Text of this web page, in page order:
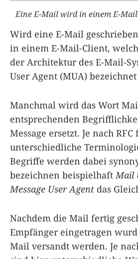
Eine E-Mail wird in einem E-
Wird eine E-Mail
in einem E-Mail-Client,
der Architektur des E-Mail-
User Agent (MUA)
Manchmal wird das Wort
entsprechenden
Message ersetzt. Je nach
unterschiedliche
Begriffe werden dabei
bezeichnen beispielhaftMail
Message User Agent das
Nachdem die Mail fertig
Empfänger eingetragen
Mail versandt werden. Je